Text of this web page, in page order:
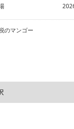
君登場
納税のマン